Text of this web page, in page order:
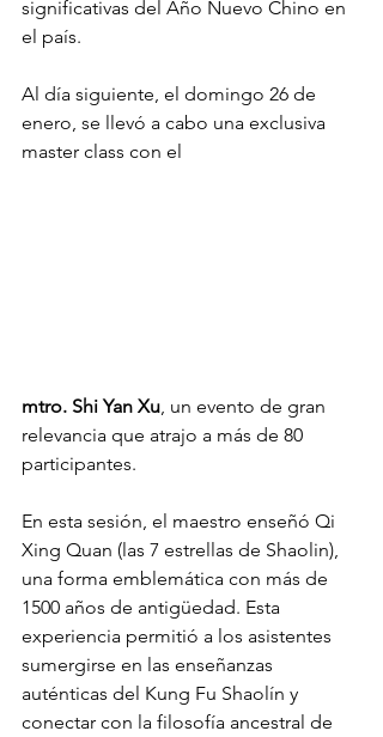
significativas del Año Nuevo Chino en
el país.
Al día siguiente, el domingo 26 de
enero, se llevó a cabo una exclusiva
master class con el
mtro. Shi Yan Xu, un evento de gran
relevancia que atrajo a más de 80
participantes.
En esta sesión, el maestro enseñó Qi
Xing Quan (las 7 estrellas de Shaolin),
una forma emblemática con más de
1500 años de antigüedad. Esta
experiencia permitió a los asistentes
sumergirse en las enseñanzas
auténticas del Kung Fu Shaolín y
conectar con la filosofía ancestral de